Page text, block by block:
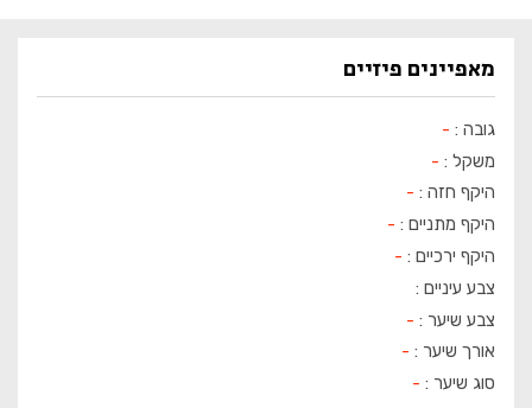
מאפיינים פיזיים
גובה : -
משקל : -
היקף חזה : -
היקף מתניים : -
היקף ירכיים : -
צבע עיניים :
צבע שיער : -
אורך שיער : -
סוג שיער : -